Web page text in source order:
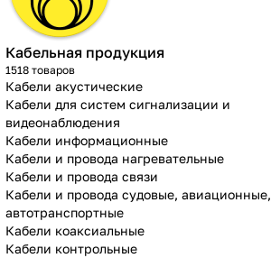
Кабельная продукция
1518 товаров
Кабели акустические
Кабели для систем сигнализации и
видеонаблюдения
Кабели информационные
Кабели и провода нагревательные
Кабели и провода связи
Кабели и провода судовые, авиационные,
автотранспортные
Кабели коаксиальные
Кабели контрольные